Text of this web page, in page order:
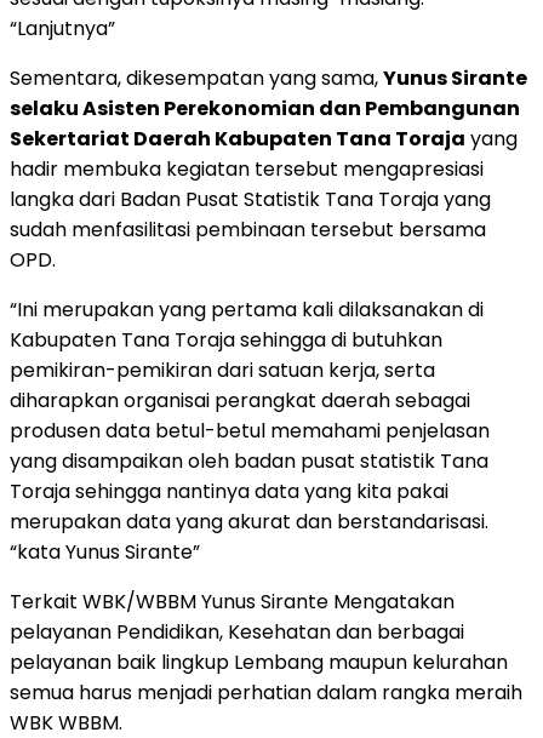
“Lanjutnya”
Sementara, dikesempatan yang sama,Yunus Sirante
selaku Asisten Perekonomian dan Pembangunan
Sekertariat Daerah Kabupaten Tana Toraja yang
hadir membuka kegiatan tersebut mengapresiasi
langka dari Badan Pusat Statistik Tana Toraja yang
sudah menfasilitasi pembinaan tersebut bersama
OPD.
“Ini merupakan yang pertama kali dilaksanakan di
Kabupaten Tana Toraja sehingga di butuhkan
pemikiran-pemikiran dari satuan kerja, serta
diharapkan organisai perangkat daerah sebagai
produsen data betul-betul memahami penjelasan
yang disampaikan oleh badan pusat statistik Tana
Toraja sehingga nantinya data yang kita pakai
merupakan data yang akurat dan berstandarisasi.
“kata Yunus Sirante”
Terkait WBK/WBBM Yunus Sirante Mengatakan
pelayanan Pendidikan, Kesehatan dan berbagai
pelayanan baik lingkup Lembang maupun kelurahan
semua harus menjadi perhatian dalam rangka meraih
WBK WBBM.